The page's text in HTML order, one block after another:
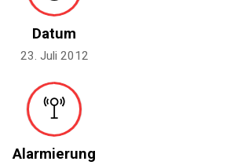
Datum
23. Juli 2012
Alarmierung